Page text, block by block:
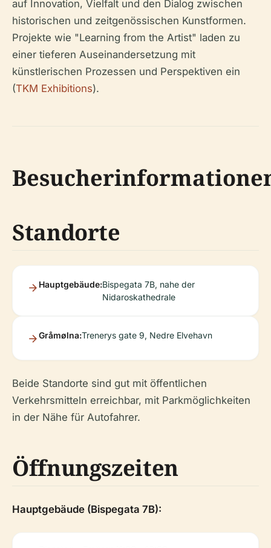
auf Innovation, Vielfalt und den Dialog zwischen
historischen und zeitgenössischen Kunstformen.
Projekte wie "Learning from the Artist" laden zu
einer tieferen Auseinandersetzung mit
künstlerischen Prozessen und Perspektiven ein
(TKM Exhibitions).
Standorte
Hauptgebäude:Bispegata 7B, nahe der
Nidaroskathedrale
Gråmølna:Trenerys gate 9, Nedre Elvehavn
Beide Standorte sind gut mit öffentlichen
Verkehrsmitteln erreichbar, mit Parkmöglichkeiten
in der Nähe für Autofahrer.
Öffnungszeiten
Hauptgebäude (Bispegata 7B):